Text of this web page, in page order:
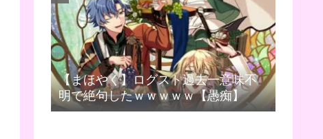
【まほやく】ログスト過去一意味不
明で絶句したｗｗｗｗｗ【愚痴】